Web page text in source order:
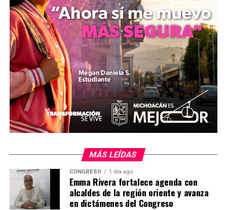
Michoacán son resultado de la lucha de las comunidades
y de las políticas que han surgido de ese esfuerzo”,
afirmó.
Con esta acción, el gobierno busca proteger los
derechos de autogobierno de las comunidades indígenas
y sentar un precedente en el reconocimiento de su
autonomía dentro del marco legal estatal y nacional.
Comparte con:
MÁS LEÍDAS
CONGRESO 1 día ago
Emma Rivera fortalece agenda con
alcaldes de la región oriente y avanza
en dictámenes del Congreso